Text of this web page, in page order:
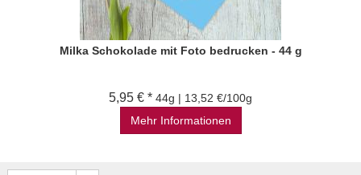
Milka Schokolade mit Foto bedrucken - 44 g
5,95 € * 44g | 13,52 €/100g
Mehr Informationen